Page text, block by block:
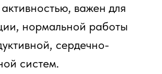
важен для
нормальной работы
сердечно-
систем.